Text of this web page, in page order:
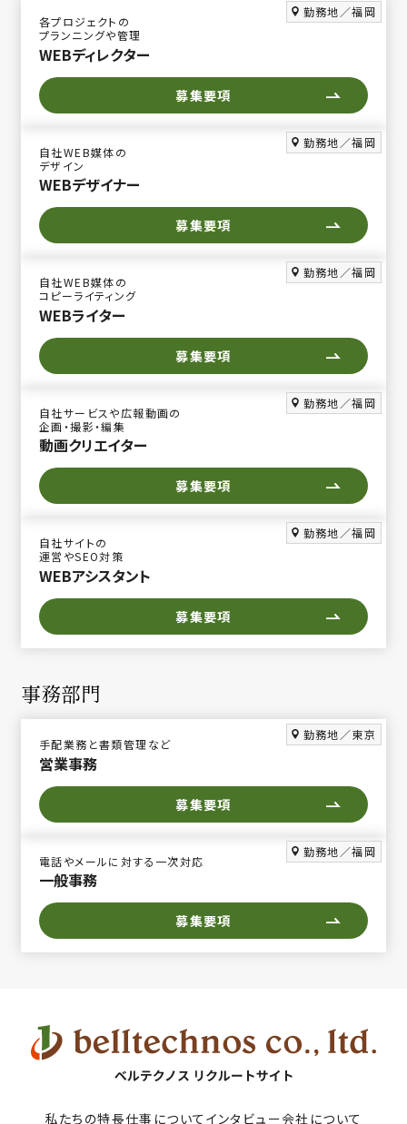
勤務地／福岡
各プロジェクトの
プランニングや管理
WEBディレクター
募集要項
勤務地／福岡
自社WEB媒体の
デザイン
WEBデザイナー
募集要項
勤務地／福岡
自社WEB媒体の
コピーライティング
WEBライター
募集要項
勤務地／福岡
自社サービスや広報動画の
企画・撮影・編集
動画クリエイター
募集要項
勤務地／福岡
自社サイトの
運営やSEO対策
WEBアシスタント
募集要項
事務部門
勤務地／東京
手配業務と書類管理など
営業事務
募集要項
勤務地／福岡
電話やメールに対する一次対応
一般事務
募集要項
私たちの特長仕事について インタビュー会社について